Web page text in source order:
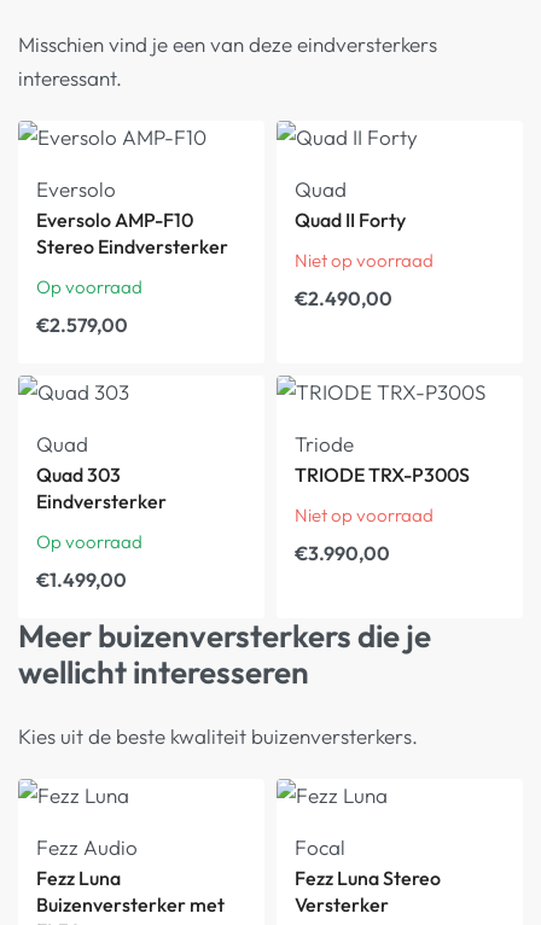
Misschien vind je een van deze eindversterkers
interessant.
Eversolo
Eversolo AMP-F10
Stereo Eindversterker
Op voorraad
€2.579,00
Quad
Quad II Forty
Niet op voorraad
€2.490,00
Quad
Quad 303
Eindversterker
Op voorraad
€1.499,00
Triode
TRIODE TRX-P300S
Niet op voorraad
€3.990,00
Meer buizenversterkers die je
wellicht interesseren
Kies uit de beste kwaliteit buizenversterkers.
Fezz Audio
Fezz Luna
Buizenversterker met
Focal
Fezz Luna Stereo
Versterker